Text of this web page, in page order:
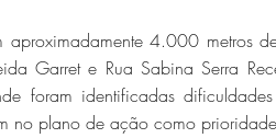
4.000 metros
Garret e Rua Sabina Serra
foram identificadas
no plano de ação como